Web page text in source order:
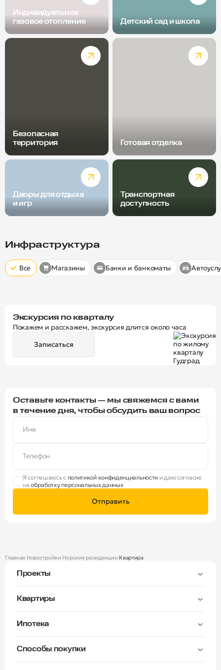
Индивидуальное
газовое отопление
Детский сад и школа
Безопасная
территория
Готовая отделка
Дворы для отдыха
и игр
Транспортная
доступность
Инфраструктура
Все Магазины Банки и банкоматы
Экскурсия по кварталу
Покажем и расскажем, экскурсия длится около часа
Записаться
Оставьте контакты — мы свяжемся с вами
в течение дня, чтобы обсудить ваш вопрос
Имя
Телефон
Я соглашаюсь с политикой конфиденциальности и даю согласие
наобработку персональных данных
Отправить
Главная Новостройки Норские резиденции Квартира
Проекты
Тверицы
Норские резиденции
Квартиры
Окна на две стороны
Ипотека
Способы покупки